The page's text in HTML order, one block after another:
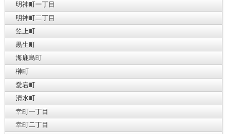
明神町一丁目
明神町二丁目
笠上町
黒生町
海鹿島町
榊町
愛宕町
清水町
幸町一丁目
幸町二丁目